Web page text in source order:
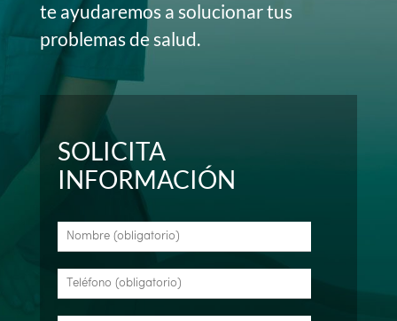
te ayudaremos a solucionar tus
problemas de salud.
SOLICITA
INFORMACIÓN